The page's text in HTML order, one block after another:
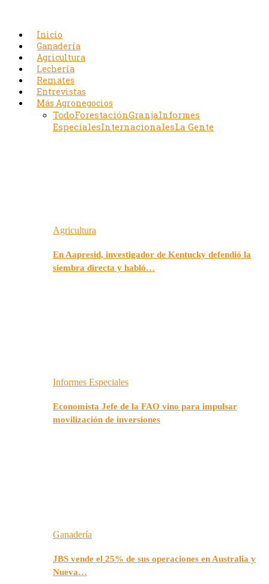
Inicio
Ganadería
Agricultura
Lechería
Remates
Entrevistas
Más Agronegocios
TodoForestaciónGranjaInformes
EspecialesInternacionalesLa Gente
Agricultura
En Aapresid, investigador de Kentucky defendió la
siembra directa y habló…
Informes Especiales
Economista Jefe de la FAO vino para impulsar
movilización de inversiones
Ganadería
JBS vende el 25% de sus operaciones en Australia y
Nueva…